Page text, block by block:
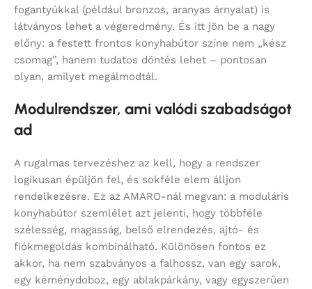
fogantyúkkal (például bronzos, aranyas árnyalat) is
látványos lehet a végeredmény. És itt jön be a nagy
előny: a festett frontos konyhabútor színe nem „kész
csomag”, hanem tudatos döntés lehet – pontosan
olyan, amilyet megálmodtál.
Modulrendszer, ami valódi szabadságot
ad
A rugalmas tervezéshez az kell, hogy a rendszer
logikusan épüljön fel, és sokféle elem álljon
rendelkezésre. Ez az AMARO-nál megvan: a moduláris
konyhabútor szemlélet azt jelenti, hogy többféle
szélesség, magasság, belső elrendezés, ajtó- és
fiókmegoldás kombinálható. Különösen fontos ez
akkor, ha nem szabványos a falhossz, van egy sarok,
egy kéménydoboz, egy ablakpárkány, vagy egyszerűen